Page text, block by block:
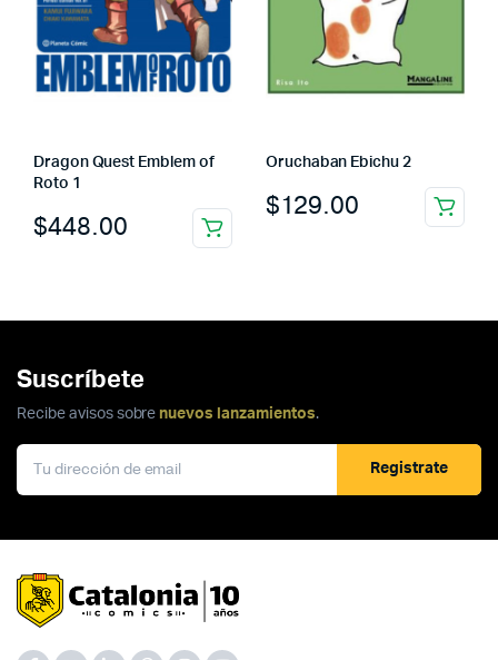
Dragon Quest Emblem of
Roto 1
$448.00
Oruchaban Ebichu 2
$129.00
Suscríbete
Recibe avisos sobre nuevos lanzamientos.
Registrate